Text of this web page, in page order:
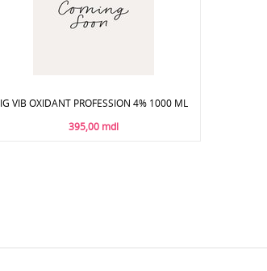
IG VIB OXIDANT PROFESSION 4% 1000 ML
395,00 mdl